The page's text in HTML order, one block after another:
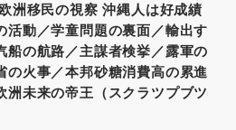
洲移民の視察 沖縄人は好成績
活動／学童問題の裏面／輸出す
船の航路／主謀者検挙／露軍の
の火事／本邦砂糖消費高の累進
洲未来の帝王（スクラツプブツ